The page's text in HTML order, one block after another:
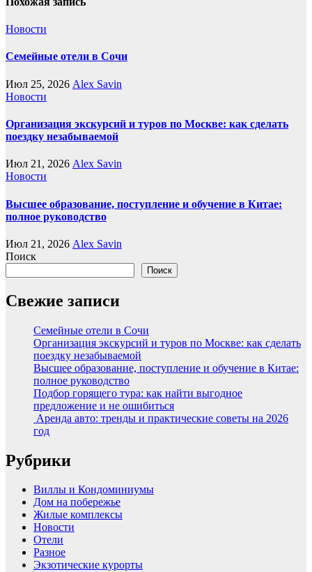
Новости
Семейные отели в Сочи
Июл 25, 2026 Alex Savin
Новости
Организация экскурсий и туров по Москве: как сделать
поездку незабываемой
Июл 21, 2026 Alex Savin
Новости
Высшее образование, поступление и обучение в Китае:
полное руководство
Июл 21, 2026 Alex Savin
Поиск
Поиск
Свежие записи
Семейные отели в Сочи
Организация экскурсий и туров по Москве: как сделать
поездку незабываемой
Высшее образование, поступление и обучение в Китае:
полное руководство
Подбор горящего тура: как найти выгодное
предложение и не ошибиться
Аренда авто: тренды и практические советы на 2026
год
Рубрики
Виллы и Кондоминиумы
Дом на побережье
Жилые комплексы
Новости
Отели
Разное
Экзотические курорты